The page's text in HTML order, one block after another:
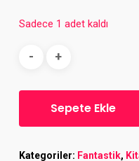
Sadece 1 adet kaldı
Sepete Ekle
Kategoriler: Fantastik,